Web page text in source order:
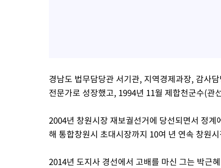
경남도 법무담당관 서기관, 지역경제과장, 감사
전문가로 성장했고, 1994년 11월 제합천군수(
2004년 창원시장 재보궐선거에 당선되면서 정
해 통합창원시 초대시장까지 10여 년 연속 창원
2014년 도지사 경선에서 고배를 마신 그는 박근